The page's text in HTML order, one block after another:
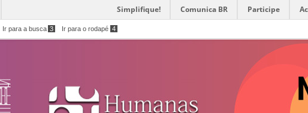
Simplifique! Comunica BR Participe
Ir para a busca 3 Ir para o rodapé 4